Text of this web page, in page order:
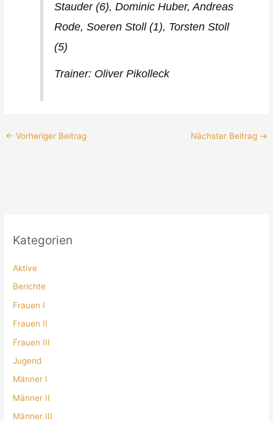
Kategorien
Aktive
Berichte
Frauen I
Frauen II
Frauen III
Jugend
Männer I
Männer II
Männer III
Stauder (6), Dominic Huber, Andreas
Rode, Soeren Stoll (1), Torsten Stoll
(5)
Trainer: Oliver Pikolleck
← Vorheriger Beitrag Nächster Beitrag →